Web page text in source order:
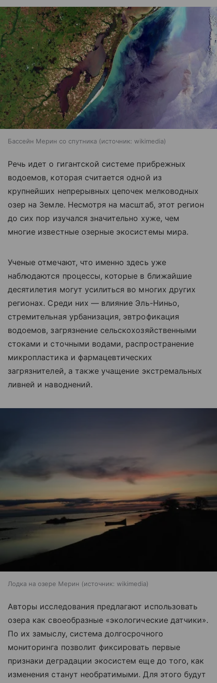
Бассейн Мерин со спутника источник: wikimedia
Речь идет о гигантской системе прибрежных
водоемов, которая считается одной из
крупнейших непрерывных цепочек мелководных
озер на Земле. Несмотря на масштаб, этот регион
до сих пор изучался значительно хуже, чем
многие известные озерные экосистемы мира.
Ученые отмечают, что именно здесь уже
наблюдаются процессы, которые в ближайшие
десятилетия могут усилиться во многих других
регионах. Среди них — влияние Эль-Ниньо,
стремительная урбанизация, эвтрофикация
водоемов, загрязнение сельскохозяйственными
стоками и сточными водами, распространение
микропластика и фармацевтических
загрязнителей, а также учащение экстремальных
ливней и наводнений.
Лодка на озере Мерин источник: wikimedia
Авторы исследования предлагают использовать
озера как своеобразные «экологические датчики».
По их замыслу, система долгосрочного
мониторинга позволит фиксировать первые
признаки деградации экосистем еще до того, как
изменения станут необратимыми. Для этого будут